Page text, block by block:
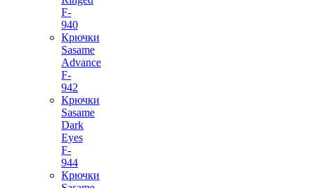
F-
940
Крючки
Sasame
Advance
F-
942
Крючки
Sasame
Dark
Eyes
F-
944
Крючки